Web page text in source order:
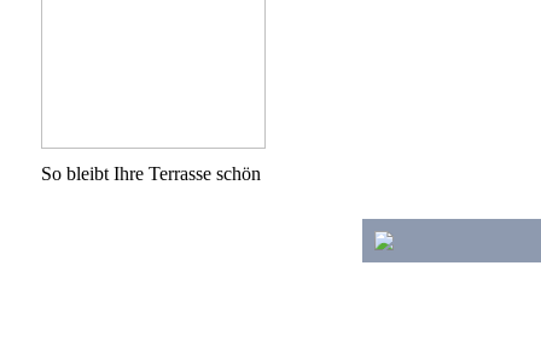
So bleibt Ihre Terrasse schön